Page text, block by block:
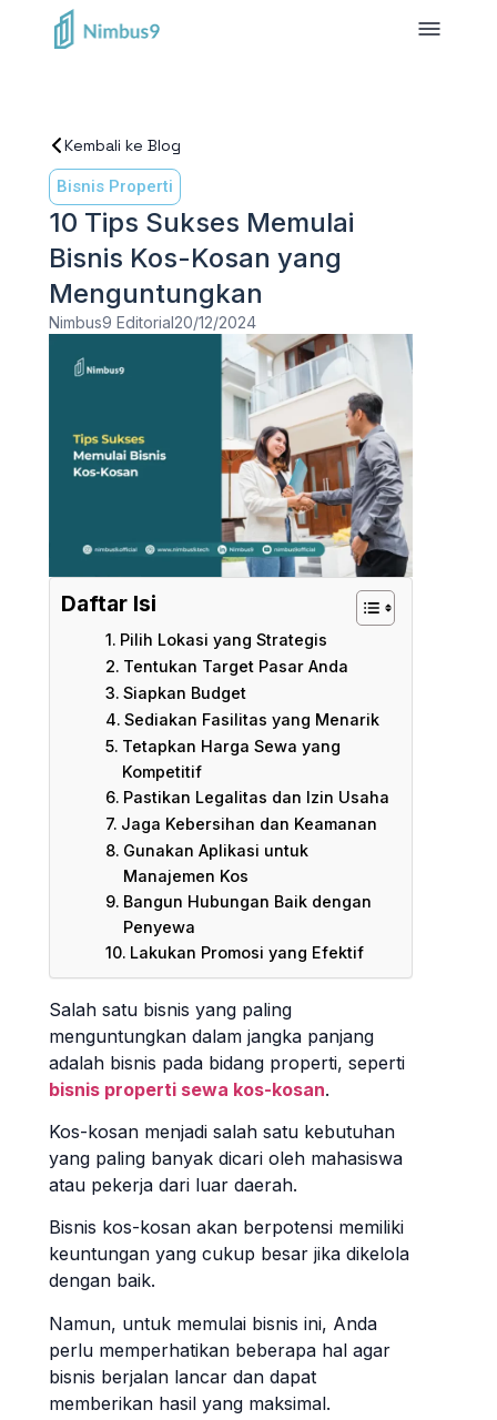
Kembali ke Blog
Bisnis Properti
10 Tips Sukses Memulai
Bisnis Kos-Kosan yang
Menguntungkan
Nimbus9 Editorial20/12/2024
Daftar Isi
Pilih Lokasi yang Strategis
Tentukan Target Pasar Anda
Siapkan Budget
Sediakan Fasilitas yang Menarik
Tetapkan Harga Sewa yang
Kompetitif
Pastikan Legalitas dan Izin Usaha
Jaga Kebersihan dan Keamanan
Gunakan Aplikasi untuk
Manajemen Kos
Bangun Hubungan Baik dengan
Penyewa
Lakukan Promosi yang Efektif
Salah satu bisnis yang paling
menguntungkan dalam jangka panjang
adalah bisnis pada bidang properti, seperti
bisnis properti sewa kos-kosan.
Kos-kosan menjadi salah satu kebutuhan
yang paling banyak dicari oleh mahasiswa
atau pekerja dari luar daerah.
Bisnis kos-kosan akan berpotensi memiliki
keuntungan yang cukup besar jika dikelola
dengan baik.
Namun, untuk memulai bisnis ini, Anda
perlu memperhatikan beberapa hal agar
bisnis berjalan lancar dan dapat
memberikan hasil yang maksimal.